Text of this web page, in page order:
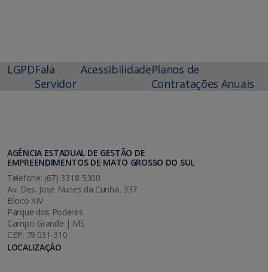
LGPDFala
Servidor
AcessibilidadePlanos de
Contratações Anuais
AGÊNCIA ESTADUAL DE GESTÃO DE
EMPREENDIMENTOS DE MATO GROSSO DO SUL
Telefone: (67) 3318-5300
Av. Des. José Nunes da Cunha, 337
Bloco XIV
Parque dos Poderes
Campo Grande | MS
CEP: 79.031-310
LOCALIZAÇÃO